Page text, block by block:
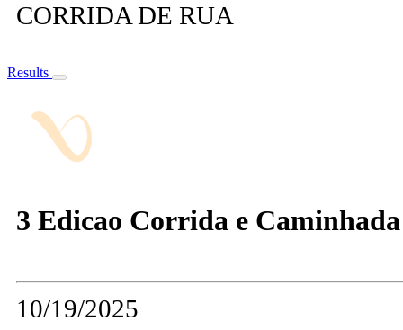
CORRIDA DE RUA
Results
3 Edicao Corrida e
10/19/2025